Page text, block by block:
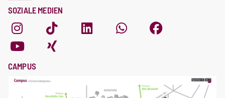
SOZIALE MEDIEN
CAMPUS